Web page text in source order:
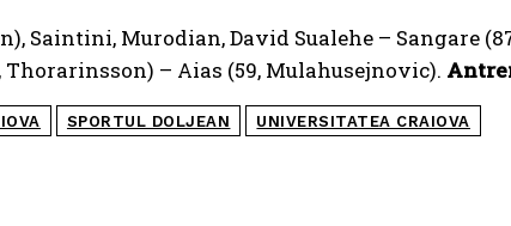
Saintini, Murodian, David Sualehe – Sangare
– Aias (59, Mulahusejnovic).
SPORTUL DOLJEAN UNIVERSITATEA CRAIOVA